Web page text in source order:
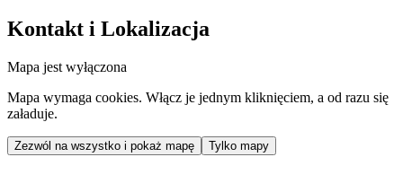
Kontakt i Lokalizacja
Mapa jest wyłączona
Mapa wymaga cookies. Włącz je jednym kliknięciem, a od razu się
załaduje.
Zezwól na wszystko i pokaż mapę Tylko mapy